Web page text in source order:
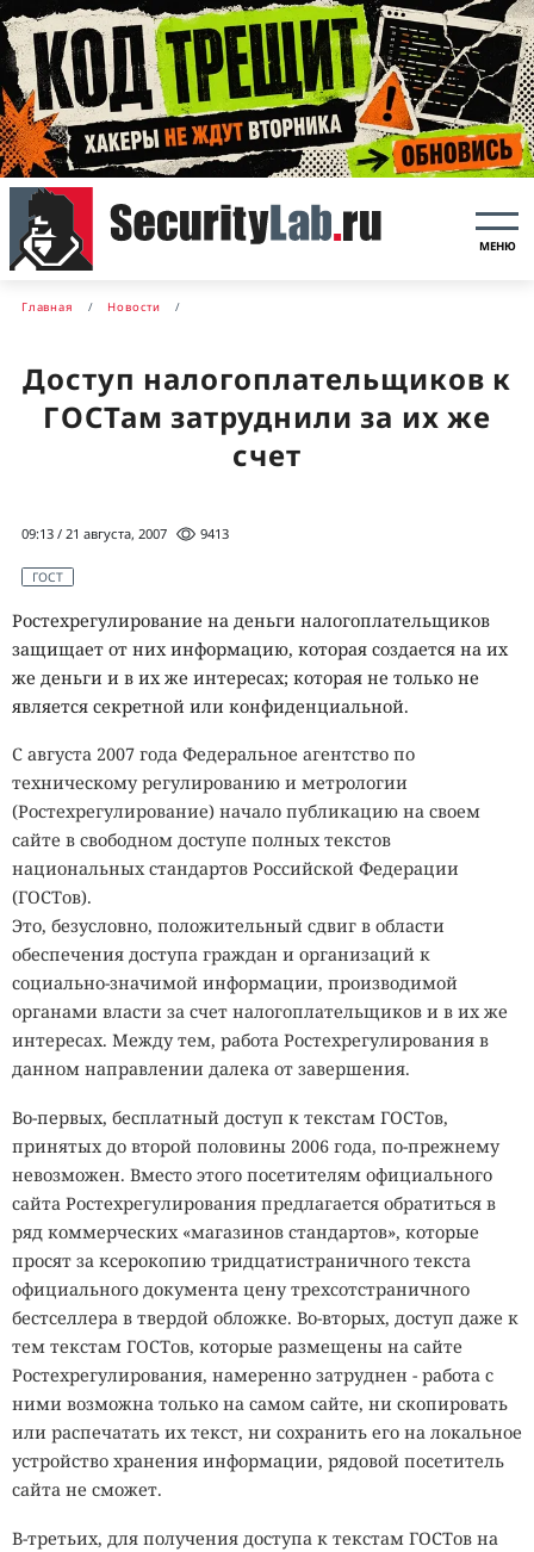
МЕНЮ
Главная Новости
Доступ налогоплательщиков к
ГОСТам затруднили за их же
счет
09:13 / 21 августа, 2007 9413
ГОСТ
Ростехрегулирование на деньги налогоплательщиков
защищает от них информацию, которая создается на их
же деньги и в их же интересах; которая не только не
является секретной или конфиденциальной.
С августа 2007 года Федеральное агентство по
техническому регулированию и метрологии
(Ростехрегулирование) начало публикацию на своем
сайте в свободном доступе полных текстов
национальных стандартов Российской Федерации
(ГОСТов).
Это, безусловно, положительный сдвиг в области
обеспечения доступа граждан и организаций к
социально-значимой информации, производимой
органами власти за счет налогоплательщиков и в их же
интересах. Между тем, работа Ростехрегулирования в
данном направлении далека от завершения.
Во-первых, бесплатный доступ к текстам ГОСТов,
принятых до второй половины 2006 года, по-прежнему
невозможен. Вместо этого посетителям официального
сайта Ростехрегулирования предлагается обратиться в
ряд коммерческих «магазинов стандартов», которые
просят за ксерокопию тридцатистраничного текста
официального документа цену трехсотстраничного
бестселлера в твердой обложке. Во-вторых, доступ даже к
тем текстам ГОСТов, которые размещены на сайте
Ростехрегулирования, намеренно затруднен - работа с
ними возможна только на самом сайте, ни скопировать
или распечатать их текст, ни сохранить его на локальное
устройство хранения информации, рядовой посетитель
сайта не сможет.
В-третьих, для получения доступа к текстам ГОСТов на